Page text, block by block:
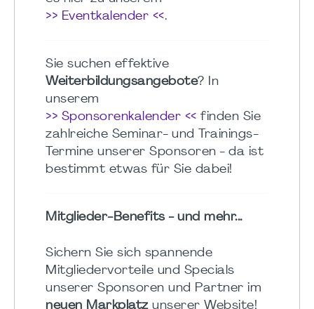
>> Eventkalender <<.
Sie suchen effektive
Weiterbildungsangebote? In
unserem
>> Sponsorenkalender << finden Sie
zahlreiche Seminar- und Trainings-
Termine unserer Sponsoren - da ist
bestimmt etwas für Sie dabei!
Mitglieder-Benefits - und mehr...
Sichern Sie sich spannende
Mitgliedervorteile und Specials
unserer Sponsoren und Partner im
neuen Markplatzunserer Website!